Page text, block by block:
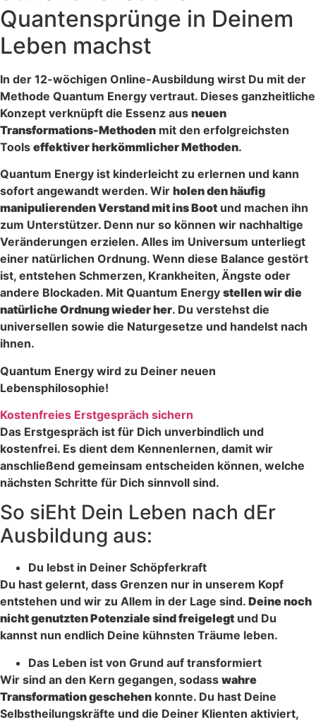
Quantensprünge in Deinem
Leben machst
In der 12-wöchigen Online-Ausbildung wirst Du mit der
Methode Quantum Energy vertraut. Dieses ganzheitliche
Konzept verknüpft die Essenz aus neuen
Transformations-Methoden mit den erfolgreichsten
Tools effektiver herkömmlicher Methoden.
Quantum Energy ist kinderleicht zu erlernen und kann
sofort angewandt werden. Wir holen den häufig
manipulierenden Verstand mit ins Boot und machen ihn
zum Unterstützer. Denn nur so können wir nachhaltige
Veränderungen erzielen. Alles im Universum unterliegt
einer natürlichen Ordnung. Wenn diese Balance gestört
ist, entstehen Schmerzen, Krankheiten, Ängste oder
andere Blockaden. Mit Quantum Energy stellen wir die
natürliche Ordnung wieder her. Du verstehst die
universellen sowie die Naturgesetze und handelst nach
ihnen.
Quantum Energy wird zu Deiner neuen
Lebensphilosophie!
Kostenfreies Erstgespräch sichern
Das Erstgespräch ist für Dich unverbindlich und
kostenfrei. Es dient dem Kennenlernen, damit wir
anschließend gemeinsam entscheiden können, welche
nächsten Schritte für Dich sinnvoll sind.
So siEht Dein Leben nach dEr
Ausbildung aus:
Du lebst in Deiner Schöpferkraft
Du hast gelernt, dass Grenzen nur in unserem Kopf
entstehen und wir zu Allem in der Lage sind. Deine noch
nicht genutzten Potenziale sind freigelegt und Du
kannst nun endlich Deine kühnsten Träume leben.
Das Leben ist von Grund auf transformiert
Wir sind an den Kern gegangen, sodass wahre
Transformation geschehen konnte. Du hast Deine
Selbstheilungskräfte und die Deiner Klienten aktiviert,